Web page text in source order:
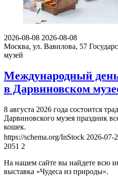
2026-08-08 2026-08-08
Москва, ул. Вавилова, 57
музей
Международный
в Дарвиновском
8 августа 2026 года состоится
Дарвиновского музея праздник
кошек.
https://schema.org/InStock 2026-07-
2051 2
На нашем сайте вы найдете всю
выставка «Чудеса из природы».